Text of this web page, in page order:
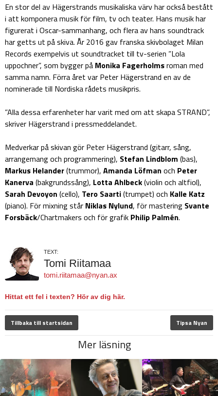
En stor del av Hägerstrands musikaliska värv har också bestått
i att komponera musik för film, tv och teater. Hans musik har
figurerat i Oscar-sammanhang, och flera av hans soundtrack
har getts ut på skiva. År 2016 gav franska skivbolaget Milan
Records exempelvis ut soundtracket till tv-serien ”Lola
uppochner”, som bygger på Monika Fagerholmsroman med
samma namn. Förra året var Peter Hägerstrand en av de
nominerade till Nordiska rådets musikpris.
”Alla dessa erfarenheter har varit med om att skapa STRAND”,
skriver Hägerstrand i pressmeddelandet.
Medverkar på skivan gör Peter Hägerstrand (gitarr, sång,
arrangemang och programmering), Stefan Lindblom (bas),
Markus Helander(trummor), Amanda Löfman och Peter
Kanerva (bakgrundssång), Lotta Ahlbeck(violin och altfiol),
Sarah Devoyon (cello), Tero Saarti(trumpet) och Kalle Katz
(piano). För mixning står Niklas Nylund, för mastering Svante
Forsbäck/Chartmakers och för grafik Philip Palmén.
TEXT:
Tomi Riitamaa
tomi.riitamaa@nyan.ax
Hittat ett fel i texten? Hör av dig här.
Tillbaka till startsidan Tipsa Nyan
Mer läsning